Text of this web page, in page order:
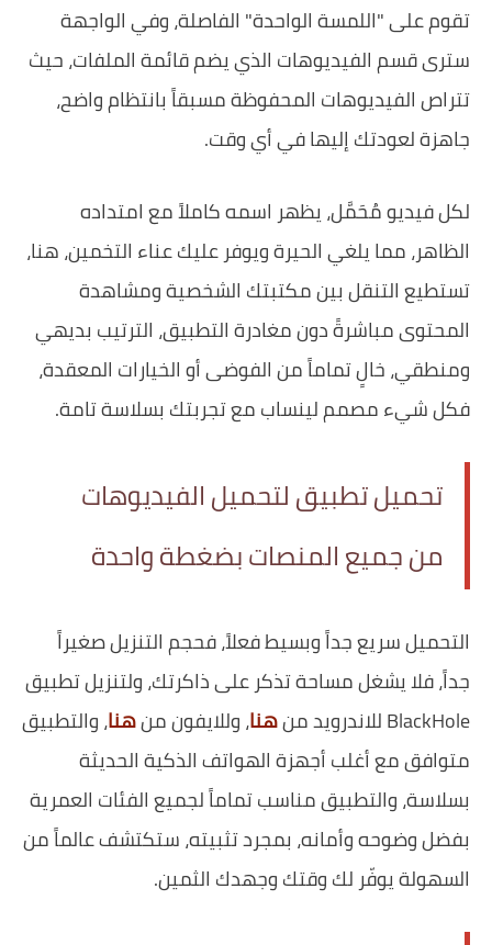
تقوم على "اللمسة الواحدة" الفاصلة، وفي الواجهة
سترى قسم الفيديوهات الذي يضم قائمة الملفات، حيث
تتراص الفيديوهات المحفوظة مسبقاً بانتظام واضح،
جاهزة لعودتك إليها في أي وقت.
لكل فيديو مُحَمَّل، يظهر اسمه كاملاً مع امتداده
الظاهر، مما يلغي الحيرة ويوفر عليك عناء التخمين، هنا،
تستطيع التنقل بين مكتبتك الشخصية ومشاهدة
المحتوى مباشرةً دون مغادرة التطبيق، الترتيب بديهي
ومنطقي، خالٍ تماماً من الفوضى أو الخيارات المعقدة،
فكل شيء مصمم لينساب مع تجربتك بسلاسة تامة.
تحميل تطبيق لتحميل الفيديوهات
من جميع المنصات بضغطة واحدة
التحميل سريع جداً وبسيط فعلاً، فحجم التنزيل صغيراً
جداً، فلا يشغل مساحة تذكر على ذاكرتك، ولتنزيل تطبيق
BlackHole للاندرويد من
هنا، وللايفون منهنا، والتطبيق
متوافق مع أغلب أجهزة الهواتف الذكية الحديثة
بسلاسة، والتطبيق مناسب تماماً لجميع الفئات العمرية
بفضل وضوحه وأمانه، بمجرد تثبيته، ستكتشف عالماً من
السهولة يوفّر لك وقتك وجهدك الثمين.